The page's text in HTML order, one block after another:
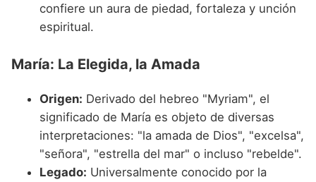
confiere un aura de piedad, fortaleza y unción
espiritual.
María: La Elegida, la Amada
Origen: Derivado del hebreo "Myriam", el
significado de María es objeto de diversas
interpretaciones: "la amada de Dios", "excelsa",
"señora", "estrella del mar" o incluso "rebelde".
Legado: Universalmente conocido por la